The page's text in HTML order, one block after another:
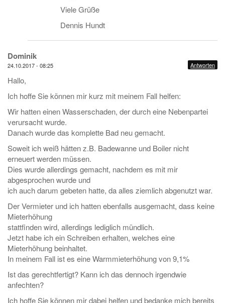
Viele Grüße
Dennis Hundt
Dominik
24.10.2017 - 08:25 Antworten
Hallo,
Ich hoffe Sie können mir kurz mit meinem Fall helfen:
Wir hatten einen Wasserschaden, der durch eine Nebenpartei
verursacht wurde.
Danach wurde das komplette Bad neu gemacht.
Soweit ich weiß hätten z.B. Badewanne und Boiler nicht
erneuert werden müssen.
Dies wurde allerdings gemacht, nachdem es mit mir
abgesprochen wurde und
ich auch darum gebeten hatte, da alles ziemlich abgenutzt war.
Der Vermieter und ich hatten ebenfalls ausgemacht, dass keine
Mieterhöhung
stattfinden wird, allerdings lediglich mündlich.
Jetzt habe ich ein Schreiben erhalten, welches eine
Mieterhöhung beinhaltet.
In meinem Fall ist es eine Warmmieterhöhung von 9,1%
Ist das gerechtfertigt? Kann ich das dennoch irgendwie
anfechten?
Ich hoffe Sie können mir dabei helfen und bedanke mich bereits